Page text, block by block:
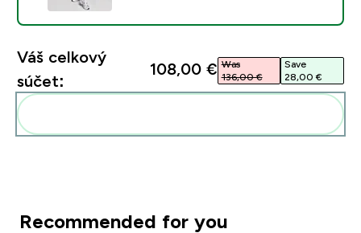
Váš celkový
súčet:
108,00 €‎ Was
136,00 €‎
Save
28,00 €‎
Recommended for you